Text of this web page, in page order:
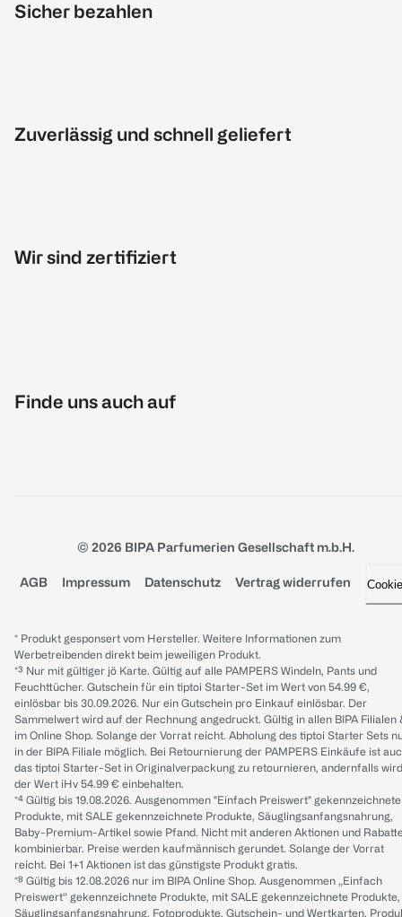
Sicher bezahlen
Zuverlässig und schnell geliefert
Wir sind zertifiziert
Finde uns auch auf
© 2026 BIPA Parfumerien Gesellschaft m.b.H.
AGB Impressum Datenschutz Vertrag widerrufen
* Produkt gesponsert vom Hersteller. Weitere Informationen zum
Werbetreibenden direkt beim jeweiligen Produkt.
*³ Nur mit gültiger jö Karte. Gültig auf alle PAMPERS Windeln, Pants und
Feuchttücher. Gutschein für ein tiptoi Starter-Set im Wert von 54.99 €,
einlösbar bis 30.09.2026. Nur ein Gutschein pro Einkauf einlösbar. Der
Sammelwert wird auf der Rechnung angedruckt. Gültig in allen BIPA Filialen
im Online Shop. Solange der Vorrat reicht. Abholung des tiptoi Starter Sets
in der BIPA Filiale möglich. Bei Retournierung der PAMPERS Einkäufe ist
das tiptoi Starter-Set in Originalverpackung zu retournieren, andernfalls wird
der Wert iHv 54.99 € einbehalten.
*⁴ Gültig bis 19.08.2026. Ausgenommen "Einfach Preiswert" gekennzeichnete
Produkte, mit SALE gekennzeichnete Produkte, Säuglingsanfangsnahrung,
Baby-Premium-Artikel sowie Pfand. Nicht mit anderen Aktionen und
kombinierbar. Preise werden kaufmännisch gerundet. Solange der Vorrat
reicht. Bei 1+1 Aktionen ist das günstigste Produkt gratis.
*⁸ Gültig bis 12.08.2026 nur im BIPA Online Shop. Ausgenommen „Einfach
Preiswert“ gekennzeichnete Produkte, mit SALE gekennzeichnete Produkte,
Säuglingsanfangsnahrung, Fotoprodukte, Gutschein- und Wertkarten,